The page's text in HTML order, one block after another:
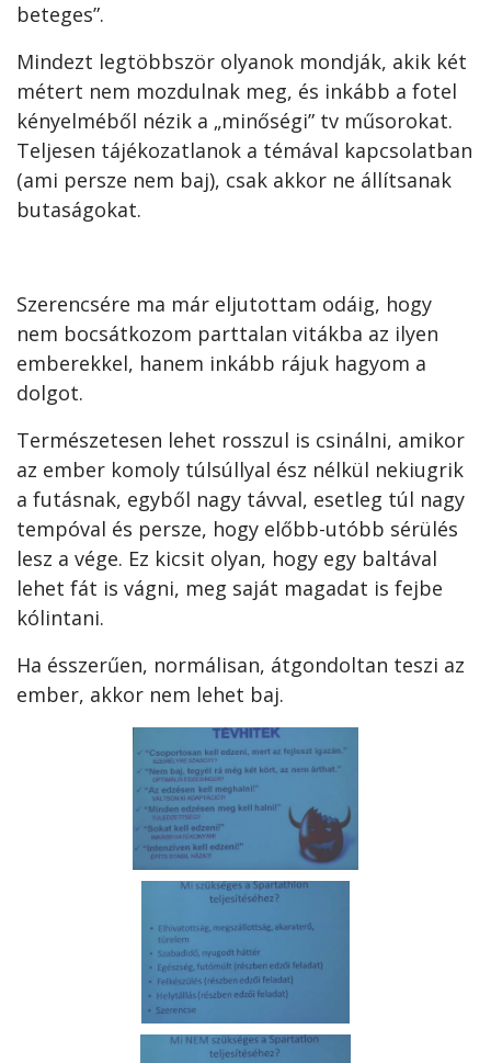
beteges”.
Mindezt legtöbbször olyanok mondják, akik két
métert nem mozdulnak meg, és inkább a fotel
kényelméből nézik a „minőségi” tv műsorokat.
Teljesen tájékozatlanok a témával kapcsolatban
(ami persze nem baj), csak akkor ne állítsanak
butaságokat.
Szerencsére ma már eljutottam odáig, hogy
nem bocsátkozom parttalan vitákba az ilyen
emberekkel, hanem inkább rájuk hagyom a
dolgot.
Természetesen lehet rosszul is csinálni, amikor
az ember komoly túlsúllyal ész nélkül nekiugrik
a futásnak, egyből nagy távval, esetleg túl nagy
tempóval és persze, hogy előbb-utóbb sérülés
lesz a vége. Ez kicsit olyan, hogy egy baltával
lehet fát is vágni, meg saját magadat is fejbe
kólintani.
Ha ésszerűen, normálisan, átgondoltan teszi az
ember, akkor nem lehet baj.